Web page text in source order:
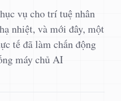
vụ cho trí tuệ nhân
nhiệt, và mới đây, một
tế đã làm chấn động
máy chủ AI